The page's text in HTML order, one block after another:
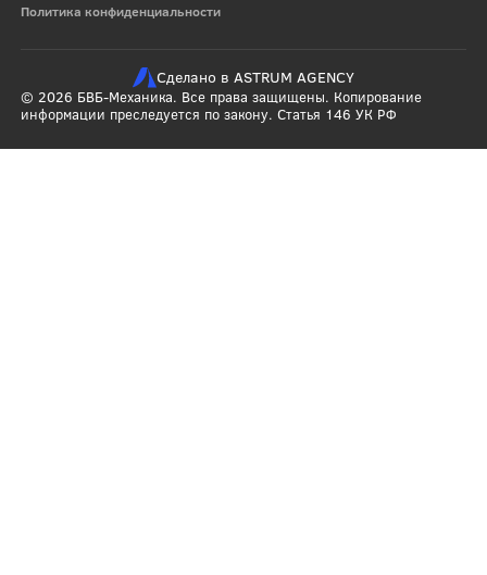
Политика конфиденциальности
© 2026 БВБ-Механика. Все права защищены. Копирование
информации преследуется по закону. Статья 146 УК РФ
Сделано в ASTRUM AGENCY